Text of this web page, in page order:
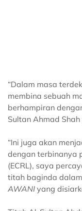
“Dalam masa
membina sebuah
berhampiran
Sultan Ahmad
“Ini juga akan
dengan terbinanya
(ECRL), saya
titah baginda
AWANI yang